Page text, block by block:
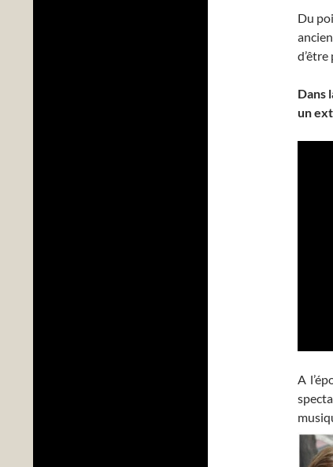
Du
Dans
un
A